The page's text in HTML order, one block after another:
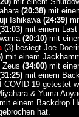
(20:38)mit
Ishikawa (24:39)
mit einem Last
(20:10)mit
(3) besiegt Joe
mit einem
(34:00)mit
mit einem
19 getestet
& Yuma
einem Backdrop
hat.